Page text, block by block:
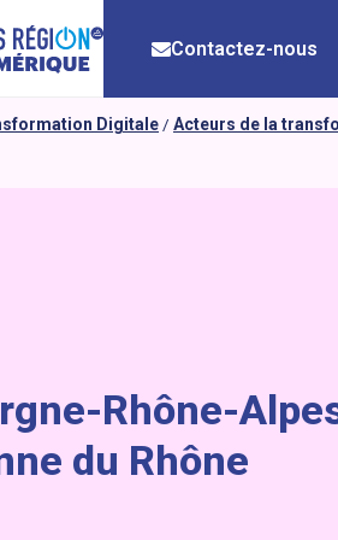
Contactez-nous
Digitale / Acteurs de la
Rhône-
du Rhône